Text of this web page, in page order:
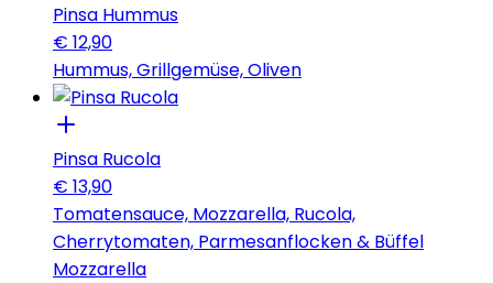
Pinsa Hummus
€ 12,90
Hummus, Grillgemüse, Oliven
Pinsa Rucola
€ 13,90
Tomatensauce, Mozzarella, Rucola,
Cherrytomaten, Parmesanflocken & Büffel
Mozzarella